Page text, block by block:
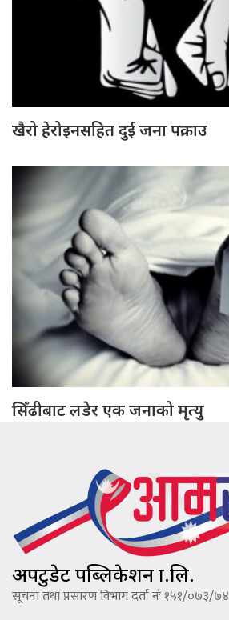
खैरो हेरोइनसहित दुई जना पक्राउ
सिँढीबाट लडेर एक जनाको मृत्यु
अपटुडेट पब्लिकेशन प्रा.लि.
सूचना तथा प्रसारण विभाग दर्ता नंः १५१/०७३/७४